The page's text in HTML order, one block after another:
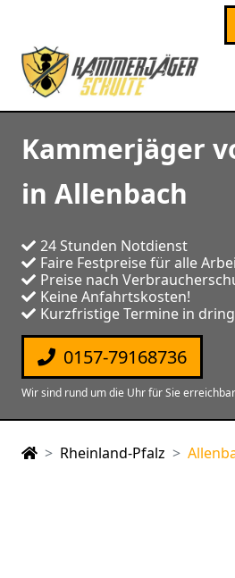
Kammerjäger
in Allenbach
24 Stunden Notdienst
Faire Festpreise für alle
Preise nach
Keine Anfahrtskosten!
Kurzfristige Termine in
0157-79168736
Wir sind rund um die Uhr für Sie
Rheinland-Pfalz